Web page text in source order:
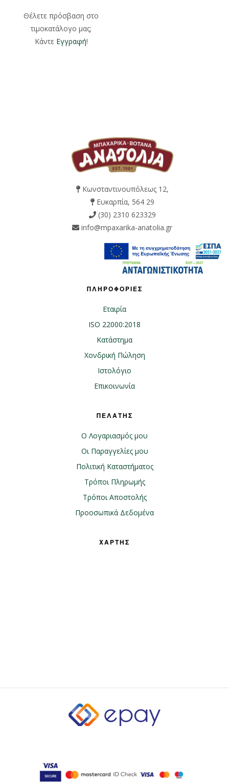
Θέλετε πρόσβαση στο
τιμοκατάλογο μας;
Κάντε Εγγραφή!
Κωνσταντινουπόλεως 12,
Ευκαρπία, 564 29
(30) 2310 623329
info@mpaxarika-anatolia.gr
ΠΛΗΡΟΦΟΡΙΕΣ
Εταιρία
ISO 22000:2018
Κατάστημα
Χονδρική Πώληση
Ιστολόγιο
Επικοινωνία
ΠΕΛΑΤΗΣ
Ο Λογαριασμός μου
Οι Παραγγελίες μου
Πολιτική Καταστήματος
Τρόποι Πληρωμής
Τρόποι Αποστολής
Προοσωπικά Δεδομένα
ΧΑΡΤΗΣ